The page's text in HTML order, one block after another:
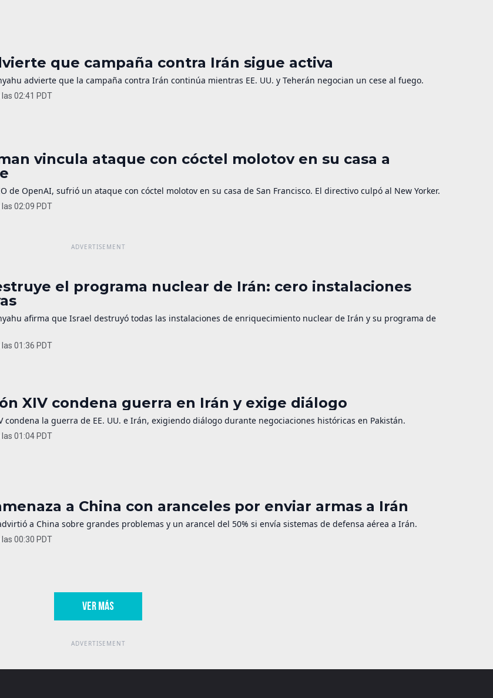
que campaña contra Irán sigue activa
advierte que la campaña contra Irán continúa mientras EE. UU. y Teherán negocian un cese al fuego.
02:41 PDT
vincula ataque con cóctel molotov en su casa a
de OpenAI, sufrió un ataque con cóctel molotov en su casa de San Francisco. El directivo culpó al New Yorker.
02:09 PDT
el programa nuclear de Irán: cero instalaciones
afirma que Israel destruyó todas las instalaciones de enriquecimiento nuclear de Irán y su programa de
01:36 PDT
XIV condena guerra en Irán y exige diálogo
condena la guerra de EE. UU. e Irán, exigiendo diálogo durante negociaciones históricas en Pakistán.
01:04 PDT
a China con aranceles por enviar armas a Irán
a China sobre grandes problemas y un arancel del 50% si envía sistemas de defensa aérea a Irán.
00:30 PDT
VER MÁS